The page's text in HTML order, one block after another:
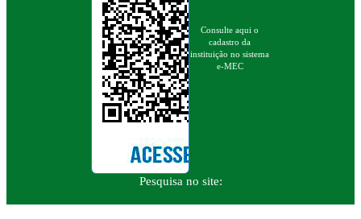
Consulte aqui o
cadastro da
instituição no sistema
e-MEC
Pesquisa no site: